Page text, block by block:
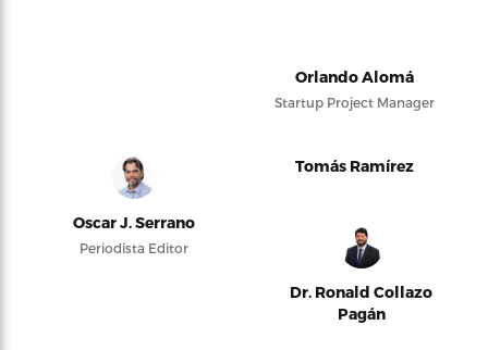
Orlando Alomá
Startup Project Manager
Oscar J. Serrano
Periodista Editor
Tomás Ramírez
Dr. Ronald Collazo
Pagán